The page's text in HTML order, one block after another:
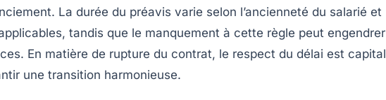
. La durée du préavis varie selon l’ancienneté du salarié et
tandis que le manquement à cette règle peut engendrer
En matière de rupture du contrat, le respect du délai est capital
une transition harmonieuse.